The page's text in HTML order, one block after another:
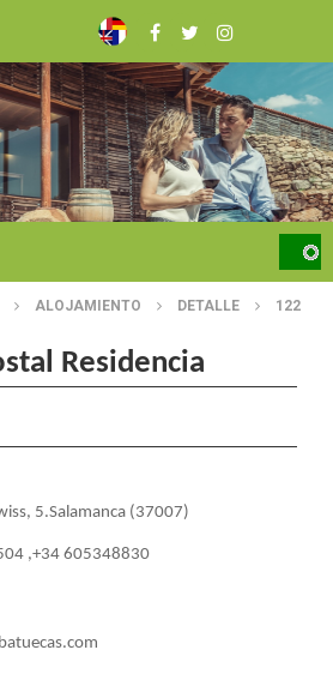
ALOJAMIENTO DETALLE 122
Residencia
5.Salamanca (37007)
,+34 605348830